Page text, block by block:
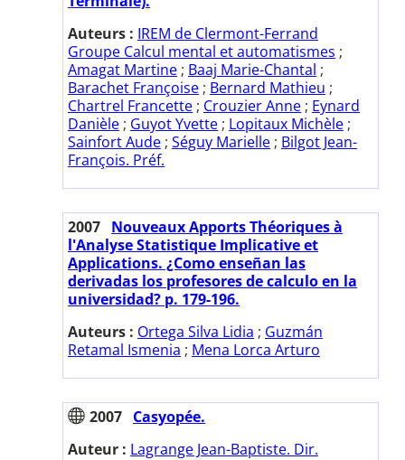
Auteurs : IREM de Clermont-Ferrand
Groupe Calcul mental et automatismes ;
Amagat Martine ; Baaj Marie-Chantal ;
Barachet Françoise ; Bernard Mathieu ;
Chartrel Francette ; Crouzier Anne ; Eynard
Danièle ; Guyot Yvette ; Lopitaux Michèle ;
Sainfort Aude ; Séguy Marielle ; Bilgot Jean-
François. Préf.
2007 Nouveaux Apports Théoriques à
l'Analyse Statistique Implicative et
Applications. ¿Como enseñan las
derivadas los profesores de calculo en la
universidad? p. 179-196.
Auteurs : Ortega Silva Lidia ; Guzmán
Retamal Ismenia ; Mena Lorca Arturo
2007 Casyopée.
Auteur : Lagrange Jean-Baptiste. Dir.